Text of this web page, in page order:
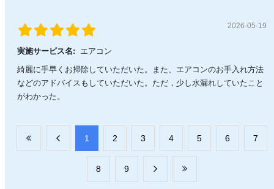
2026-05-19
実施サービス名:
エアコン
綺麗に手早くお掃除していただいた。また、エアコンのお手入れ方法
などのアドバイスもしていただいた。ただ，少し水漏れしていたこと
がわかった。
​1 ​2 ​3 ​4 ​5 ​6 ​7
​8 ​9